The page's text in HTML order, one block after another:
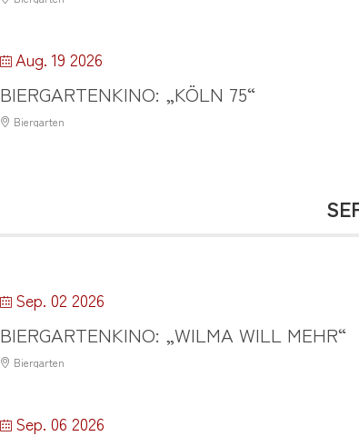
Aug. 19 2026
BIERGARTENKINO: „KÖLN 75“
Biergarten
Sep. 02 2026
BIERGARTENKINO: „WILMA WILL MEHR“
Biergarten
Sep. 06 2026